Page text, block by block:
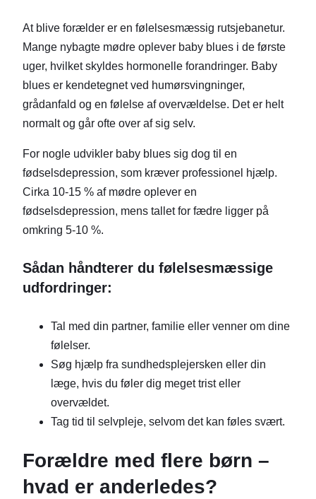
At blive forælder er en følelsesmæssig rutsjebanetur.
Mange nybagte mødre oplever baby blues i de første
uger, hvilket skyldes hormonelle forandringer. Baby
blues er kendetegnet ved humørsvingninger,
grådanfald og en følelse af overvældelse. Det er helt
normalt og går ofte over af sig selv.
For nogle udvikler baby blues sig dog til en
fødselsdepression, som kræver professionel hjælp.
Cirka 10-15 % af mødre oplever en
fødselsdepression, mens tallet for fædre ligger på
omkring 5-10 %.
Sådan håndterer du følelsesmæssige
udfordringer:
Tal med din partner, familie eller venner om dine
følelser.
Søg hjælp fra sundhedsplejersken eller din
læge, hvis du føler dig meget trist eller
overvældet.
Tag tid til selvpleje, selvom det kan føles svært.
Forældre med flere børn –
hvad er anderledes?